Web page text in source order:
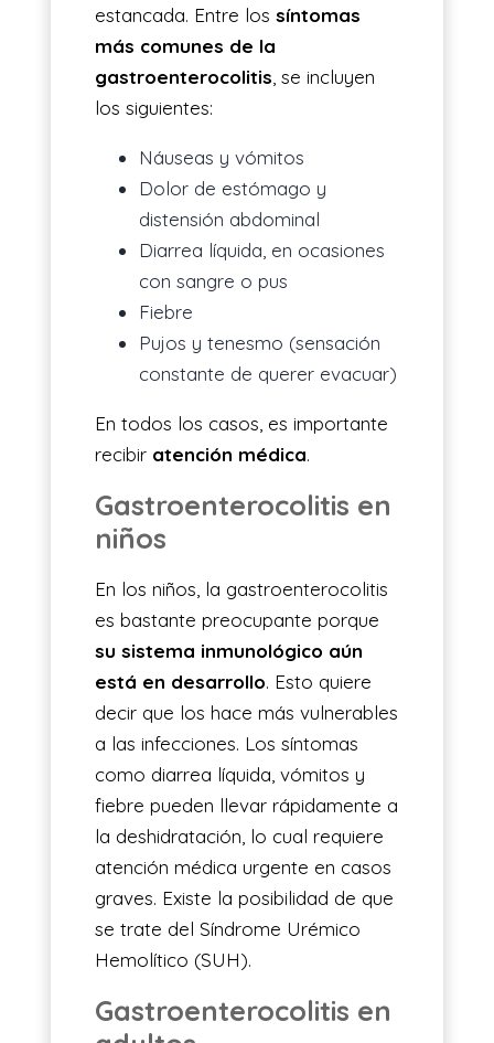
estancada. Entre los síntomas
más comunes de la
gastroenterocolitis, se incluyen
los siguientes:
Náuseas y vómitos
Dolor de estómago y
distensión abdominal
Diarrea líquida, en ocasiones
con sangre o pus
Fiebre
Pujos y tenesmo (sensación
constante de querer evacuar)
En todos los casos, es importante
recibir atención médica.
Gastroenterocolitis en
niños
En los niños, la gastroenterocolitis
es bastante preocupante porque
su sistema inmunológico aún
está en desarrollo. Esto quiere
decir que los hace más vulnerables
a las infecciones. Los síntomas
como diarrea líquida, vómitos y
fiebre pueden llevar rápidamente a
la deshidratación, lo cual requiere
atención médica urgente en casos
graves. Existe la posibilidad de que
se trate del Síndrome Urémico
Hemolítico (SUH).
Gastroenterocolitis en